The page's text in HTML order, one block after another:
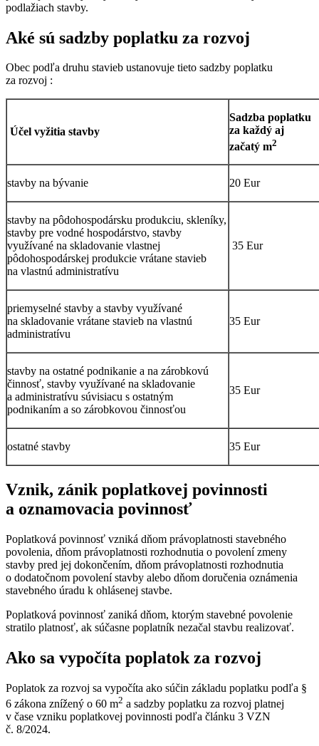
podlažiach stavby.
Aké sú sadzby poplatku za rozvoj
Obec podľa druhu stavieb ustanovuje tieto sadzby poplatku
za rozvoj :
Účel vyžitia stavby
Sadzba poplatku
za každý aj
začatý m2
stavby na bývanie 20 Eur
stavby na pôdohospodársku produkciu, skleníky,
stavby pre vodné hospodárstvo, stavby
využívané na skladovanie vlastnej
pôdohospodárskej produkcie vrátane stavieb
na vlastnú administratívu
35 Eur
priemyselné stavby a stavby využívané
na skladovanie vrátane stavieb na vlastnú
administratívu
35 Eur
stavby na ostatné podnikanie a na zárobkovú
činnosť, stavby využívané na skladovanie
a administratívu súvisiacu s ostatným
podnikaním a so zárobkovou činnosťou
35 Eur
ostatné stavby 35 Eur
Vznik, zánik poplatkovej povinnosti
a oznamovacia povinnosť
Poplatková povinnosť vzniká dňom právoplatnosti stavebného
povolenia, dňom právoplatnosti rozhodnutia o povolení zmeny
stavby pred jej dokončením, dňom právoplatnosti rozhodnutia
o dodatočnom povolení stavby alebo dňom doručenia oznámenia
stavebného úradu k ohlásenej stavbe.
Poplatková povinnosť zaniká dňom, ktorým stavebné povolenie
stratilo platnosť, ak súčasne poplatník nezačal stavbu realizovať.
Ako sa vypočíta poplatok za rozvoj
Poplatok za rozvoj sa vypočíta ako súčin základu poplatku podľa §
6 zákona znížený o 60 m2 a sadzby poplatku za rozvoj platnej
v čase vzniku poplatkovej povinnosti podľa článku 3 VZN
č. 8/2024.